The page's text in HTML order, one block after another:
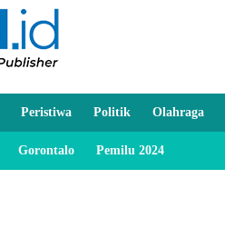
Peristiwa Politik Olahraga
Gorontalo Pemilu 2024